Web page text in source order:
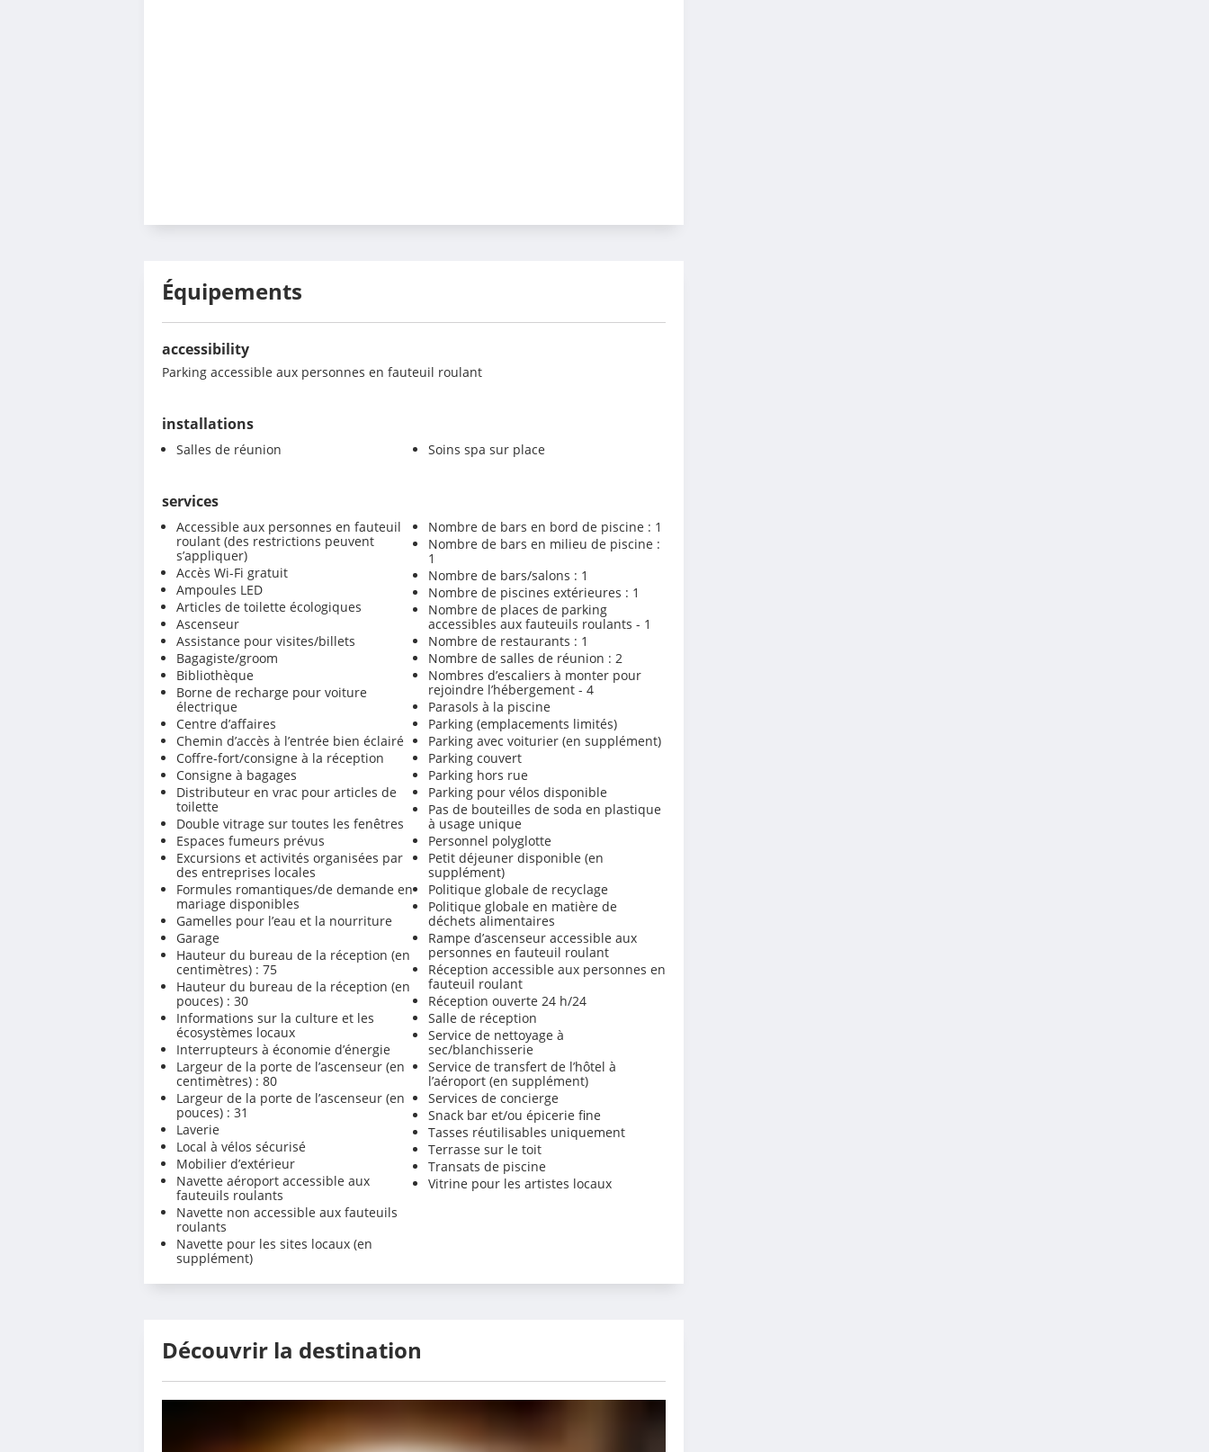
Équipements
accessibility
Parking accessible aux personnes en fauteuil roulant
installations
Salles de réunion Soins spa sur place
services
Accessible aux personnes en fauteuil
roulant (des restrictions peuvent
s’appliquer)
Accès Wi-Fi gratuit
Ampoules LED
Articles de toilette écologiques
Ascenseur
Assistance pour visites/billets
Bagagiste/groom
Bibliothèque
Borne de recharge pour voiture
électrique
Centre d’affaires
Chemin d’accès à l’entrée bien éclairé
Coffre-fort/consigne à la réception
Consigne à bagages
Distributeur en vrac pour articles de
toilette
Double vitrage sur toutes les fenêtres
Espaces fumeurs prévus
Excursions et activités organisées par
des entreprises locales
Formules romantiques/de demande en
mariage disponibles
Gamelles pour l’eau et la nourriture
Garage
Hauteur du bureau de la réception (en
centimètres) : 75
Hauteur du bureau de la réception (en
pouces) : 30
Informations sur la culture et les
écosystèmes locaux
Interrupteurs à économie d’énergie
Largeur de la porte de l’ascenseur (en
centimètres) : 80
Largeur de la porte de l’ascenseur (en
pouces) : 31
Laverie
Local à vélos sécurisé
Mobilier d’extérieur
Navette aéroport accessible aux
fauteuils roulants
Navette non accessible aux fauteuils
roulants
Navette pour les sites locaux (en
supplément)
Nombre de bars en bord de piscine : 1
Nombre de bars en milieu de piscine :
1
Nombre de bars/salons : 1
Nombre de piscines extérieures : 1
Nombre de places de parking
accessibles aux fauteuils roulants - 1
Nombre de restaurants : 1
Nombre de salles de réunion : 2
Nombres d’escaliers à monter pour
rejoindre l’hébergement - 4
Parasols à la piscine
Parking (emplacements limités)
Parking avec voiturier (en supplément)
Parking couvert
Parking hors rue
Parking pour vélos disponible
Pas de bouteilles de soda en plastique
à usage unique
Personnel polyglotte
Petit déjeuner disponible (en
supplément)
Politique globale de recyclage
Politique globale en matière de
déchets alimentaires
Rampe d’ascenseur accessible aux
personnes en fauteuil roulant
Réception accessible aux personnes en
fauteuil roulant
Réception ouverte 24 h/24
Salle de réception
Service de nettoyage à
sec/blanchisserie
Service de transfert de l’hôtel à
l’aéroport (en supplément)
Services de concierge
Snack bar et/ou épicerie fine
Tasses réutilisables uniquement
Terrasse sur le toit
Transats de piscine
Vitrine pour les artistes locaux
Découvrir la destination